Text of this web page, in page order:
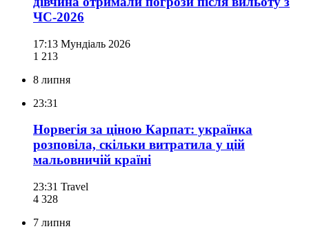
ЧС-2026
17:13 Мундіаль 2026
1 213
8 липня
23:31
Норвегія за ціною Карпат: українка
розповіла, скільки витратила у цій
мальовничій країні
23:31 Travel
4 328
7 липня